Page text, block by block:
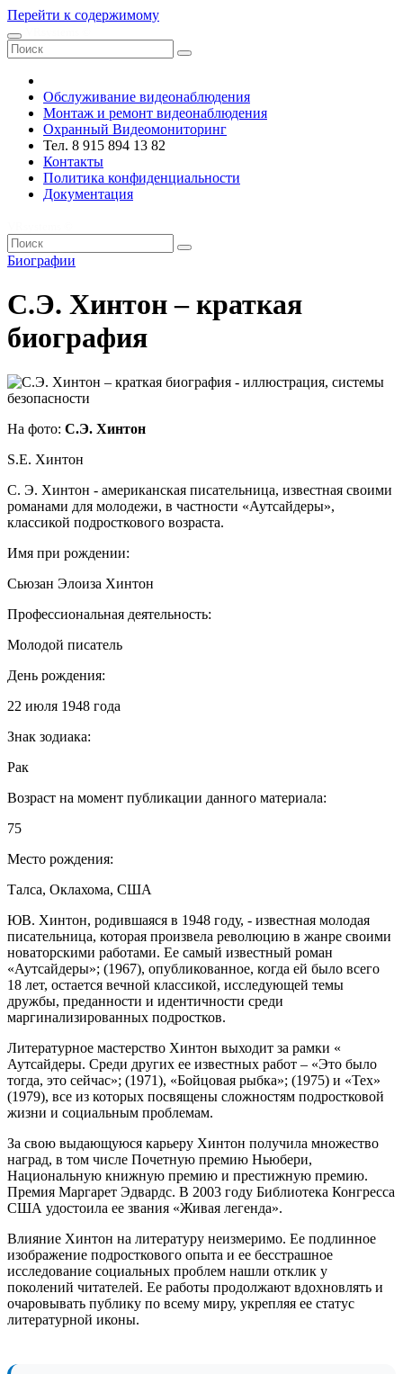
Перейти к содержимому
Обслуживание видеонаблюдения
Монтаж и ремонт видеонаблюдения
Охранный Видеомониторинг
Тел. 8 915 894 13 82
Контакты
Политика конфиденциальности
Документация
Биографии
С.Э. Хинтон – краткая
биография
На фото: С.Э. Хинтон
S.E. Хинтон
С. Э. Хинтон - американская писательница, известная своими
романами для молодежи, в частности «Аутсайдеры»,
классикой подросткового возраста.
Имя при рождении:
Сьюзан Элоиза Хинтон
Профессиональная деятельность:
Молодой писатель
День рождения:
22 июля 1948 года
Знак зодиака:
Рак
Возраст на момент публикации данного материала:
75
Место рождения:
Талса, Оклахома, США
ЮВ. Хинтон, родившаяся в 1948 году, - известная молодая
писательница, которая произвела революцию в жанре своими
новаторскими работами. Ее самый известный роман
«Аутсайдеры»; (1967), опубликованное, когда ей было всего
18 лет, остается вечной классикой, исследующей темы
дружбы, преданности и идентичности среди
маргинализированных подростков.
Литературное мастерство Хинтон выходит за рамки «
Аутсайдеры. Среди других ее известных работ – «Это было
тогда, это сейчас»; (1971), «Бойцовая рыбка»; (1975) и «Tex»
(1979), все из которых посвящены сложностям подростковой
жизни и социальным проблемам.
За свою выдающуюся карьеру Хинтон получила множество
наград, в том числе Почетную премию Ньюбери,
Национальную книжную премию и престижную премию.
Премия Маргарет Эдвардс. В 2003 году Библиотека Конгресса
США удостоила ее звания «Живая легенда».
Влияние Хинтон на литературу неизмеримо. Ее подлинное
изображение подросткового опыта и ее бесстрашное
исследование социальных проблем нашли отклик у
поколений читателей. Ее работы продолжают вдохновлять и
очаровывать публику по всему миру, укрепляя ее статус
литературной иконы.